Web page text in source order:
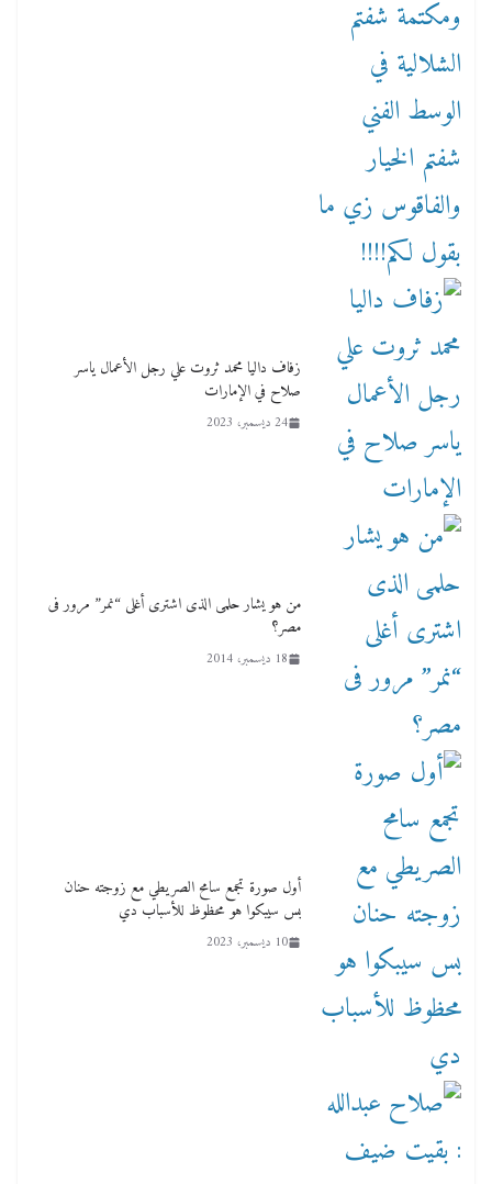
زفاف داليا محمد ثروت علي رجل الأعمال ياسر
صلاح في الإمارات
24 ديسمبر، 2023
من هو يشار حلمى الذى اشترى أغلى “نمر” مرور فى
مصر؟
18 ديسمبر، 2014
أول صورة تجمع سامح الصريطي مع زوجته حنان
بس سيبكوا هو محظوظ للأسباب دي
10 ديسمبر، 2023